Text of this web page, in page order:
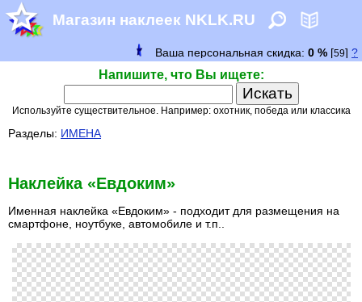
Магазин наклеек NKLK.RU
Напишите, что Вы ищете:
Используйте существительное. Например: охотник, победа или классика
Разделы: ИМЕНА
Наклейка «Евдоким»
Именная наклейка «Евдоким» - подходит для размещения на
смартфоне, ноутбуке, автомобиле и т.п..